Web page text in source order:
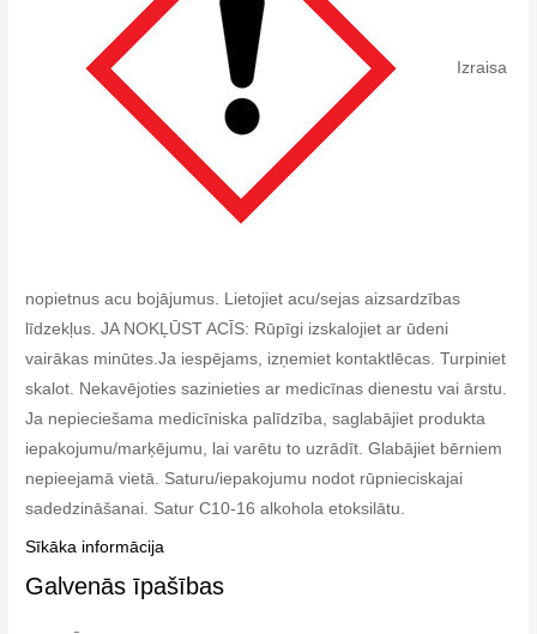
Izraisa
nopietnus acu bojājumus. Lietojiet acu/sejas aizsardzības
līdzekļus. JA NOKĻŪST ACĪS: Rūpīgi izskalojiet ar ūdeni
vairākas minūtes.Ja iespējams, izņemiet kontaktlēcas. Turpiniet
skalot. Nekavējoties sazinieties ar medicīnas dienestu vai ārstu.
Ja nepieciešama medicīniska palīdzība, saglabājiet produkta
iepakojumu/marķējumu, lai varētu to uzrādīt. Glabājiet bērniem
nepieejamā vietā. Saturu/iepakojumu nodot rūpnieciskajai
sadedzināšanai. Satur C10-16 alkohola etoksilātu.
Sīkāka informācija
Galvenās īpašības